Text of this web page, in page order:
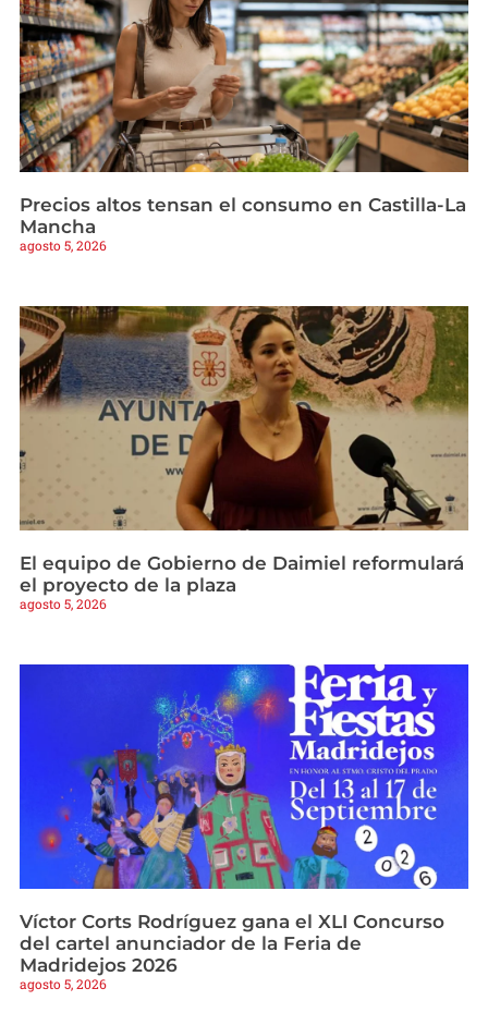
Precios altos tensan el consumo en Castilla-La
Mancha
agosto 5, 2026
El equipo de Gobierno de Daimiel reformulará
el proyecto de la plaza
agosto 5, 2026
Víctor Corts Rodríguez gana el XLI Concurso
del cartel anunciador de la Feria de
Madridejos 2026
agosto 5, 2026